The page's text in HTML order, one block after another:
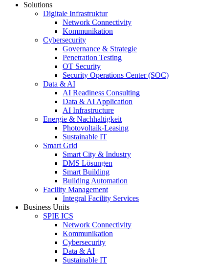
Solutions
Digitale Infrastruktur
Network Connectivity
Kommunikation
Cybersecurity
Governance & Strategie
Penetration Testing
OT Security
Security Operations Center (SOC)
Data & AI
AI Readiness Consulting
Data & AI Application
AI Infrastructure
Energie & Nachhaltigkeit
Photovoltaik-Leasing
Sustainable IT
Smart Grid
Smart City & Industry
DMS Lösungen
Smart Building
Building Automation
Facility Management
Integral Facility Services
Business Units
SPIE ICS
Network Connectivity
Kommunikation
Cybersecurity
Data & AI
Sustainable IT